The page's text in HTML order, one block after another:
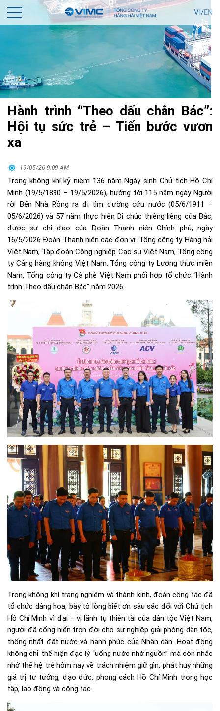
VI/EN
Hành trình “Theo dấu chân Bác”:
Hội tụ sức trẻ – Tiến bước vươn
xa
19/05/26 9:09 AM
Trong không khí kỷ niệm 136 năm Ngày sinh Chủ tịch Hồ Chí
Minh (19/5/1890 – 19/5/2026), hướng tới 115 năm ngày Người
rời Bến Nhà Rồng ra đi tìm đường cứu nước (05/6/1911 –
05/6/2026) và 57 năm thực hiện Di chúc thiêng liêng của Bác,
được sự chỉ đạo của Đoàn Thanh niên Chính phủ, ngày
16/5/2026 Đoàn Thanh niên các đơn vị: Tổng công ty Hàng hải
Việt Nam, Tập đoàn Công nghiệp Cao su Việt Nam, Tổng công
ty Cảng hàng không Việt Nam, Tổng công ty Lương thực miền
Nam, Tổng công ty Cà phê Việt Nam phối hợp tổ chức “Hành
trình Theo dấu chân Bác” năm 2026.
Trong không khí trang nghiêm và thành kính, đoàn công tác đã
tổ chức dâng hoa, bày tỏ lòng biết ơn sâu sắc đối với Chủ tịch
Hồ Chí Minh vĩ đại – vị lãnh tụ thiên tài của dân tộc Việt Nam,
người đã cống hiến trọn đời cho sự nghiệp giải phóng dân tộc,
thống nhất đất nước và hạnh phúc của Nhân dân. Hoạt động
không chỉ thể hiện đạo lý “uống nước nhớ nguồn” mà còn nhắc
nhở thế hệ trẻ hôm nay về trách nhiệm giữ gìn, phát huy những
giá trị tư tưởng, đạo đức, phong cách Hồ Chí Minh trong học
tập, lao động và công tác.